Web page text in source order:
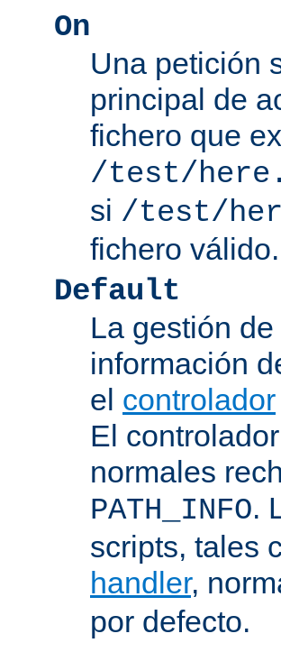
On
Una petición
principal de
fichero que
/test/
si /test/
fichero válido.
Default
La gestión
información
el controlador
El
normales
PATH_INFO.
scripts, tales
handler,
por defecto.